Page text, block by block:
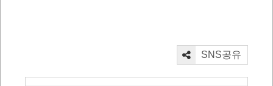
SNS공유